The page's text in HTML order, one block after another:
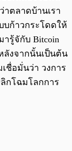
าตลาดบ้านเรา
บก้าวกระโดดให้
รู้จักับ Bitcoin
ลังจากนั้นเป็นต้น
ชื่อมั่นว่า วงการ
กโฉมโลกการ